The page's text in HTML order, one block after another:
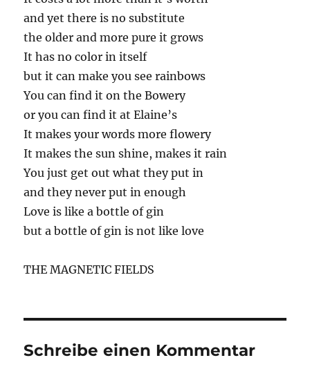
and yet there is no substitute
the older and more pure it grows
It has no color in itself
but it can make you see rainbows
You can find it on the Bowery
or you can find it at Elaine’s
It makes your words more flowery
It makes the sun shine, makes it rain
You just get out what they put in
and they never put in enough
Love is like a bottle of gin
but a bottle of gin is not like love
THE MAGNETIC FIELDS
Schreibe einen Kommentar